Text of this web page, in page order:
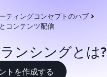
ティングコンセプトのハブ
コンテンツ配信
ンシングとは?
トを作成する